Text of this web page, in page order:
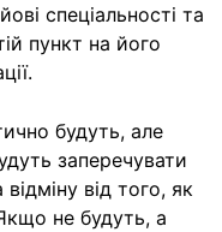
спеціальності та
пункт на його
будуть, але
заперечувати
від того, як
не будуть, а